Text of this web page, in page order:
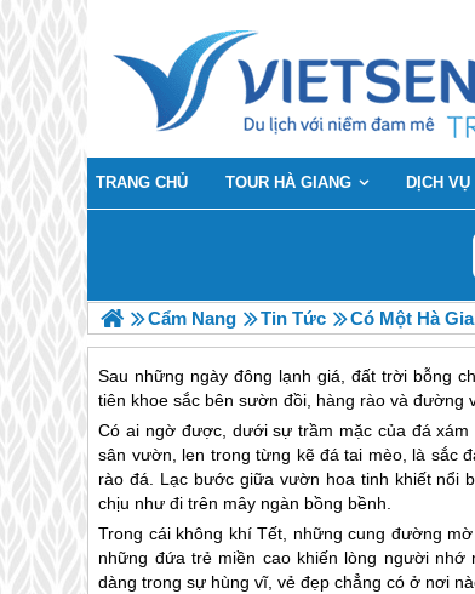
TRANG CHỦ TOUR HÀ GIANG DỊCH VỤ
Cẩm Nang Tin Tức Có Một Hà
Sau những ngày đông lạnh giá, đất trời bỗng
tiên khoe sắc bên sườn đồi, hàng rào và đường
Có ai ngờ được, dưới sự trầm mặc của đá
sân vườn, len trong từng kẽ đá tai mèo, là sắc
rào đá. Lạc bước giữa vườn hoa tinh khiết nổi
chịu như đi trên mây ngàn bồng bềnh.
Trong cái không khí Tết, những cung đường
những đứa trẻ miền cao khiến lòng người nhớ
dàng trong sự hùng vĩ, vẻ đẹp chẳng có ở nơi